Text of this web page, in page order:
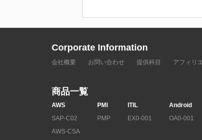
Corporate Information
会社概要 お問い合わせ 提供科目 アフィリ
商品一覧
AWS
SAP-C02
AWS-CSA
PMI
PMP
ITIL
EX0-001
Android
OA0-001